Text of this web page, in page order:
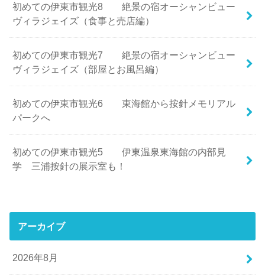
初めての伊東市観光8 絶景の宿オーシャンビュー
ヴィラジェイズ（食事と売店編）
初めての伊東市観光7 絶景の宿オーシャンビュー
ヴィラジェイズ（部屋とお風呂編）
初めての伊東市観光6 東海館から按針メモリアル
パークへ
初めての伊東市観光5 伊東温泉東海館の内部見
学 三浦按針の展示室も！
アーカイブ
2026年8月